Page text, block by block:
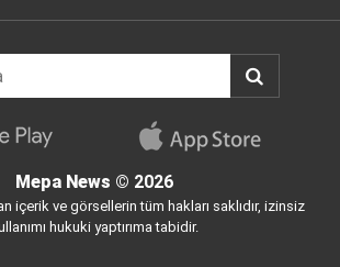
Mepa News © 2026
içerik ve görsellerin tüm hakları saklıdır, izinsiz
hukuki yaptırıma tabidir.